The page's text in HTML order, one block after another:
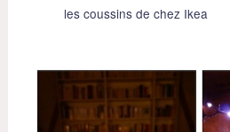
les coussins de chez Ikea